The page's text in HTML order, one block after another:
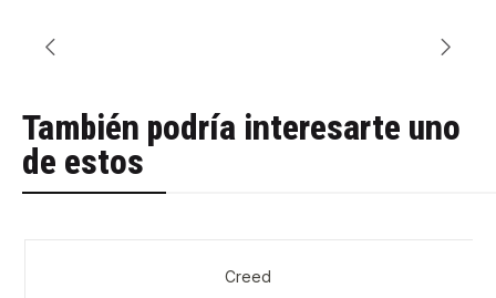
También podría interesarte uno
de estos
Creed